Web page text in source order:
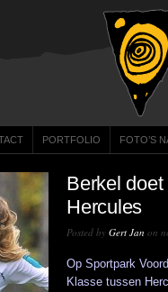
PORTFOLIO FOTO’S
Berkel
Hercules
Posted by Gert Jan on
Op Sportpark
Klasse tussen